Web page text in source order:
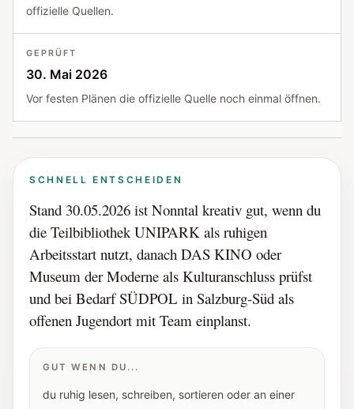
offizielle Quellen.
GEPRÜFT
30. Mai 2026
Vor festen Plänen die offizielle Quelle noch einmal öffnen.
SCHNELL ENTSCHEIDEN
Stand 30.05.2026 ist Nonntal kreativ gut, wenn du
die Teilbibliothek UNIPARK als ruhigen
Arbeitsstart nutzt, danach DAS KINO oder
Museum der Moderne als Kulturanschluss prüfst
und bei Bedarf SÜDPOL in Salzburg-Süd als
offenen Jugendort mit Team einplanst.
GUT WENN DU...
du ruhig lesen, schreiben, sortieren oder an einer